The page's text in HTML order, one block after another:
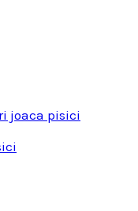
joaca pisici